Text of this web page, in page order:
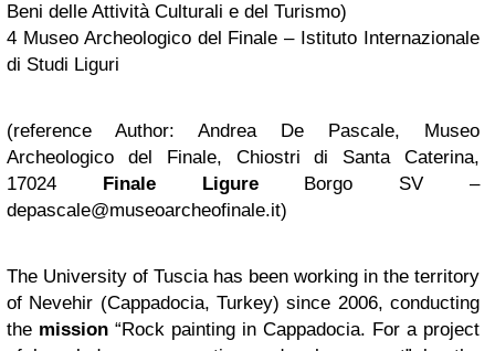
Beni delle Attività Culturali e del Turismo)
4 Museo Archeologico del Finale – Istituto Internazionale
di Studi Liguri
(reference Author: Andrea De Pascale, Museo
Archeologico del Finale, Chiostri di Santa Caterina,
17024 Finale LigureBorgo SV –
depascale@museoarcheofinale.it)
The University of Tuscia has been working in the territory
of Nevehir (Cappadocia, Turkey) since 2006, conducting
the mission “Rock painting in Cappadocia. For a project